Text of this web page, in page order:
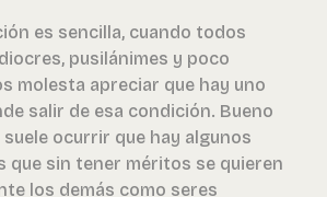
es sencilla, cuando todos
pusilánimes y poco
molesta apreciar que hay uno
salir de esa condición. Bueno
suele ocurrir que hay algunos
que sin tener méritos se quieren
los demás como seres